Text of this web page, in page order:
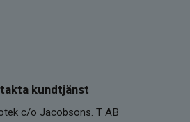
kundtjänst
c/o Jacobsons. T AB